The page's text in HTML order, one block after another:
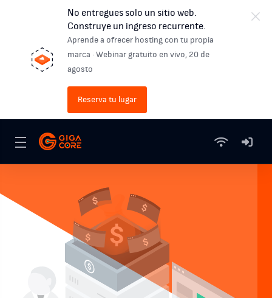
No entregues solo un sitio web.
Construye un ingreso recurrente.
Aprende a ofrecer hosting con tu propia
marca · Webinar gratuito en vivo, 20 de
agosto
Reserva tu lugar